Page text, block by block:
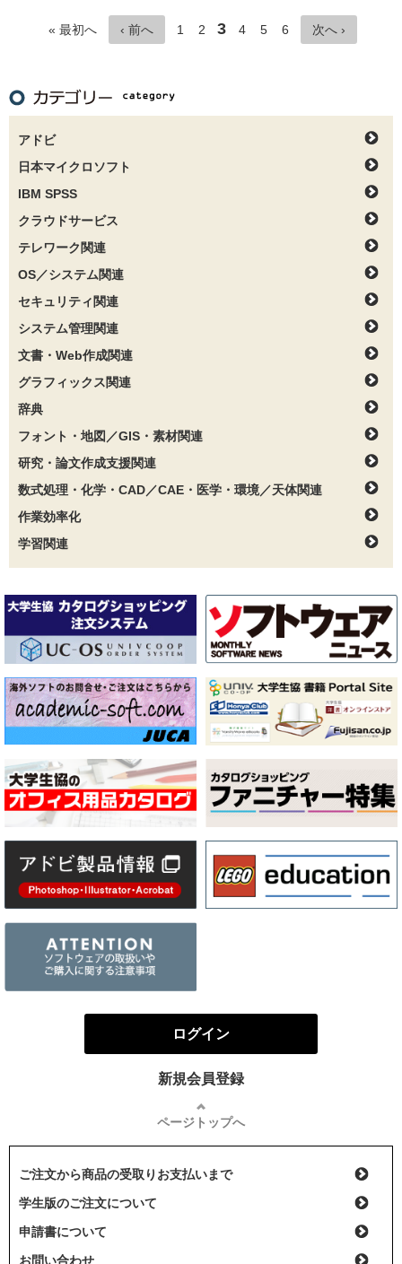
« 最初へ ‹ 前へ 1 2 3 4 5 6 次へ ›
アドビ
日本マイクロソフト
IBM SPSS
クラウドサービス
テレワーク関連
OS／システム関連
セキュリティ関連
システム管理関連
文書・Web作成関連
グラフィックス関連
辞典
フォント・地図／GIS・素材関連
研究・論文作成支援関連
数式処理・化学・CAD／CAE・医学・環境／天体関連
作業効率化
学習関連
ログイン
新規会員登録
ページトップへ
ご注文から商品の受取りお支払いまで
学生版のご注文について
申請書について
お問い合わせ